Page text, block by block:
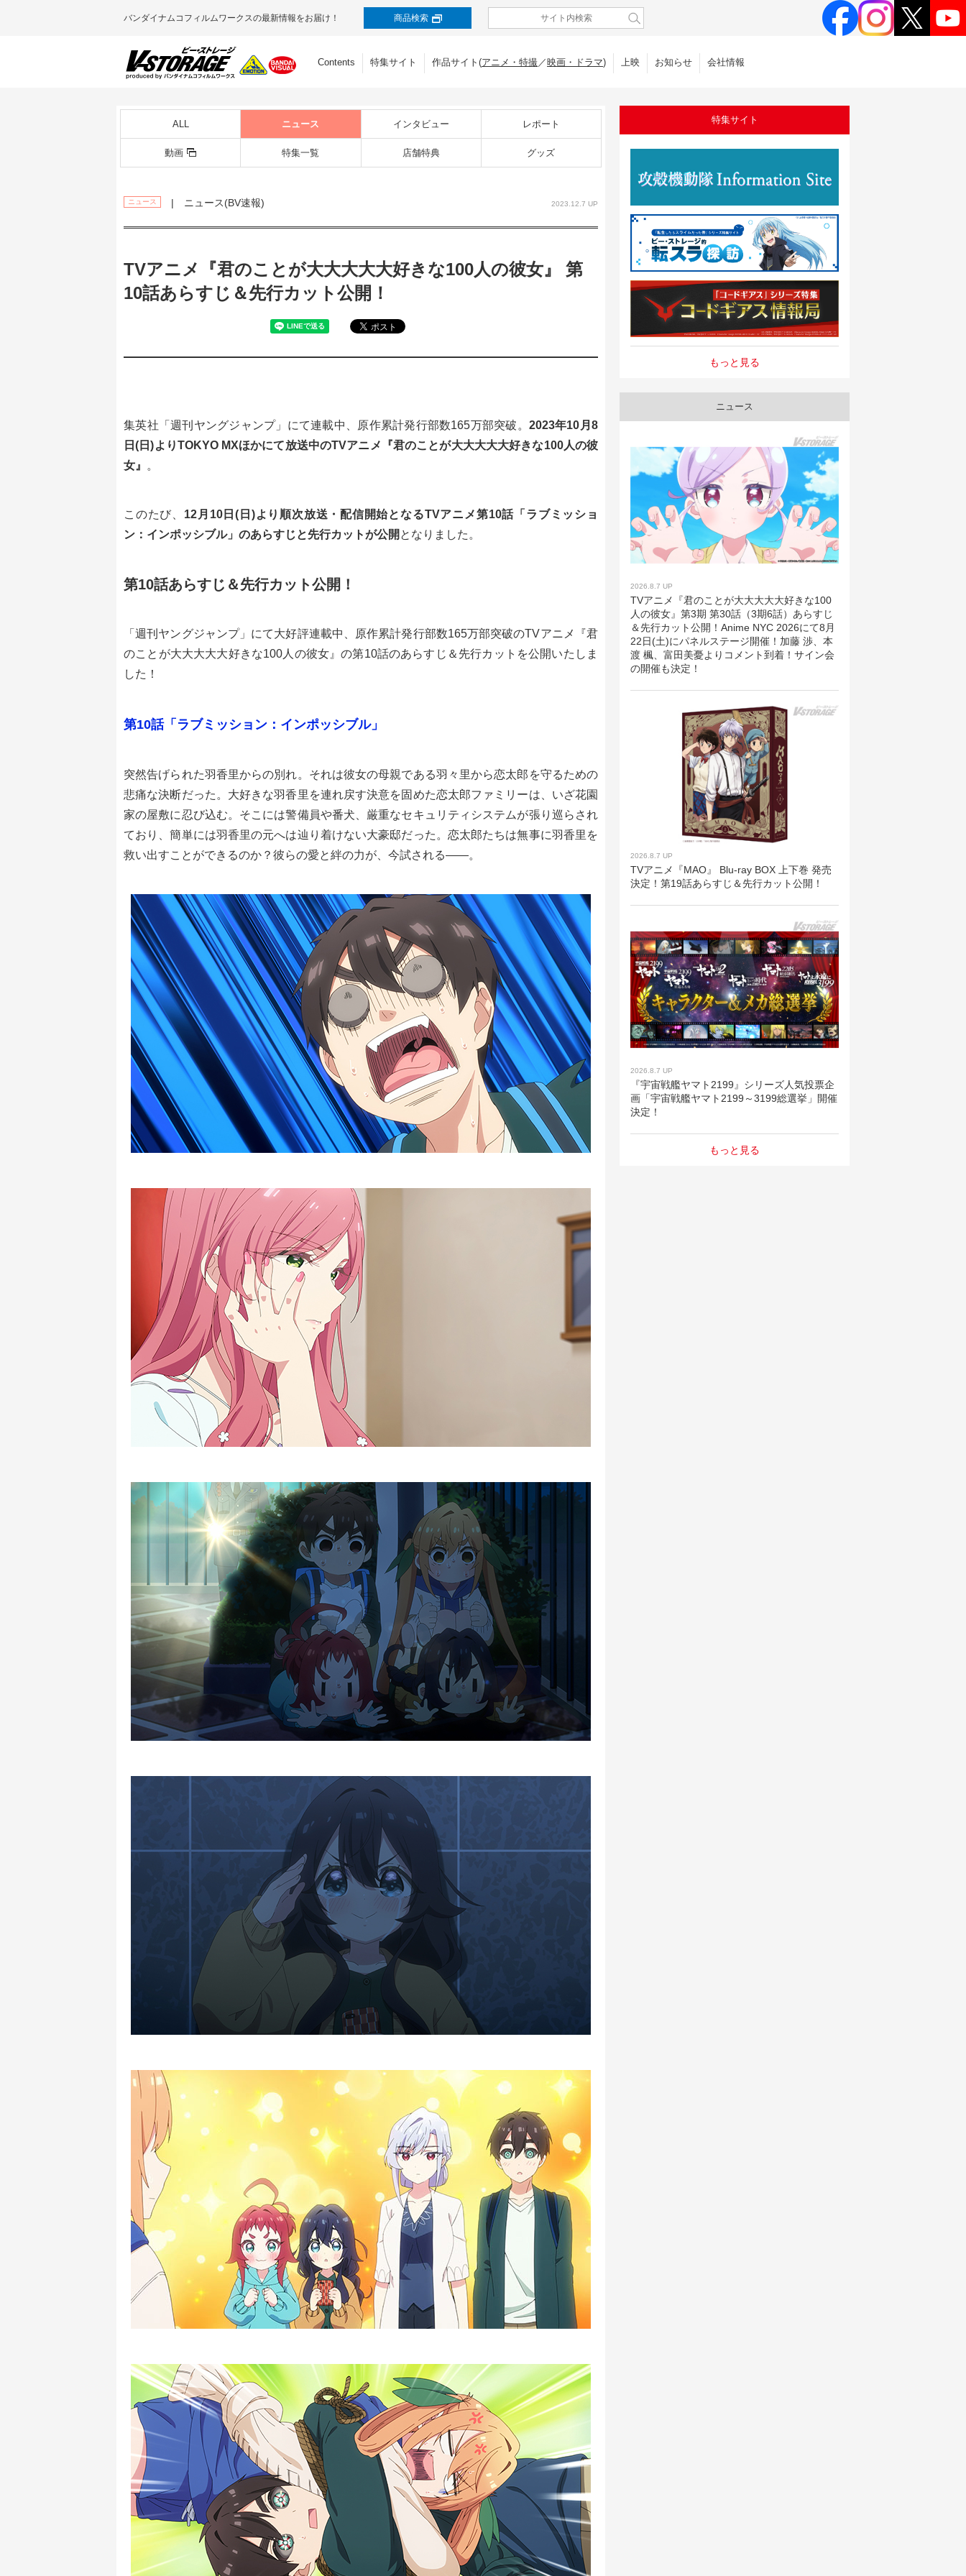
バンダイナムコフィルムワークスの最新情報をお届け！ 商品検索
Contents 特集サイト 作品サイト(アニメ・特撮／映画・ドラマ) 上映 お知らせ 会社情報
ALL ニュース インタビュー レポート
動画 特集一覧 店舗特典 グッズ
ニュース | ニュース(BV速報) 2023.12.7 UP
TVアニメ『君のことが大大大大大好きな100人の彼女』 第
10話あらすじ＆先行カット公開！
集英社「週刊ヤングジャンプ」にて連載中、原作累計発行部数165万部突破。 2023年10月8
日(日)よりTOKYO MXほかにて放送中のTVアニメ『君のことが大大大大大好きな100人の彼
女』
。
このたび、 12月10日(日)より順次放送・配信開始となるTVアニメ第10話「ラブミッショ
ン：インポッシブル」のあらすじと先行カットが公開 となりました。
第10話あらすじ＆先行カット公開！
「週刊ヤングジャンプ」にて大好評連載中、原作累計発行部数165万部突破のTVアニメ『君
のことが大大大大大好きな100人の彼女』の第10話のあらすじ＆先行カットを公開いたしま
した！
第10話「ラブミッション：インポッシブル」
突然告げられた羽香里からの別れ。それは彼女の母親である羽々里から恋太郎を守るための
悲痛な決断だった。大好きな羽香里を連れ戻す決意を固めた恋太郎ファミリーは、いざ花園
家の屋敷に忍び込む。そこには警備員や番犬、厳重なセキュリティシステムが張り巡らされ
ており、簡単には羽香里の元へは辿り着けない大豪邸だった。恋太郎たちは無事に羽香里を
救い出すことができるのか？彼らの愛と絆の力が、今試される――。
特集サイト
もっと見る
ニュース
2026.8.7 UP
TVアニメ『君のことが大大大大大好きな100
人の彼女』第3期 第30話（3期6話）あらすじ
＆先行カット公開！Anime NYC 2026にて8月
22日(土)にパネルステージ開催！加藤 渉、本
渡 楓、富田美憂よりコメント到着！サイン会
の開催も決定！
2026.8.7 UP
TVアニメ『MAO』 Blu-ray BOX 上下巻 発売
決定！第19話あらすじ＆先行カット公開！
2026.8.7 UP
『宇宙戦艦ヤマト2199』シリーズ人気投票企
画「宇宙戦艦ヤマト2199～3199総選挙」開催
決定！
もっと見る